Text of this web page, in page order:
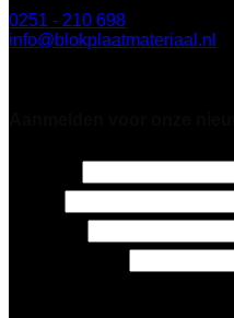
0251 - 210 698
info@blokplaatmateriaal.nl